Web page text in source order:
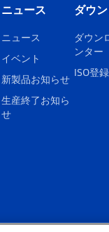
ニュース
ニュース
イベント
新製品お知らせ
生産終了お知ら
せ
ダウ
ダウン
ンター
ISO登